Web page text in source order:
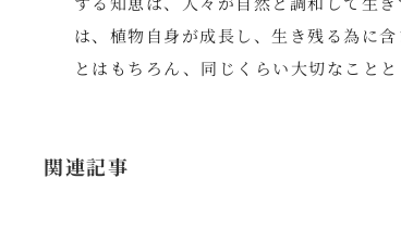
は、植物自身が成長し、生き残る為に
とはもちろん、同じくらい大切なこと
関連記事